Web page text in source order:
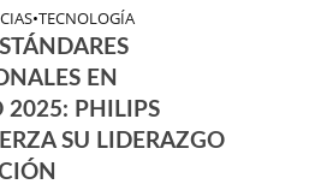
•TECNOLOGÍA
EN
2025: PHILIPS
SU LIDERAZGO